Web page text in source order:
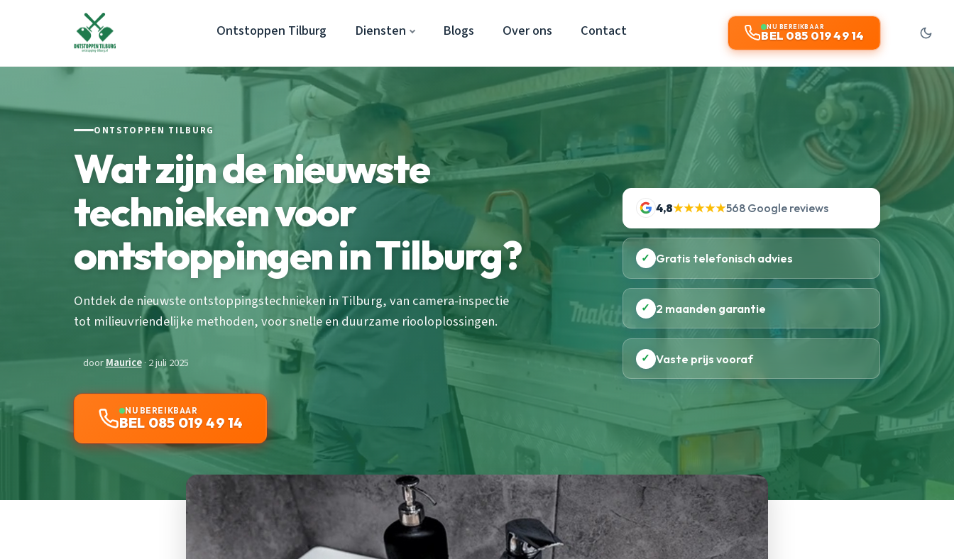
Ontstoppen Tilburg Diensten Blogs Over ons Contact NU BEREIKBAAR
BEL 085 019 49 14
ONTSTOPPEN TILBURG
Wat zijn de nieuwste
technieken voor
ontstoppingen in Tilburg?
Ontdek de nieuwste ontstoppingstechnieken in Tilburg, van camera-inspectie
tot milieuvriendelijke methoden, voor snelle en duurzame riooloplossingen.
doorMaurice· 2 juli 2025
NU BEREIKBAAR
BEL 085 019 49 14
4,8★★★★★568 Google reviews
✓ Gratis telefonisch advies
✓ 2 maanden garantie
✓ Vaste prijs vooraf